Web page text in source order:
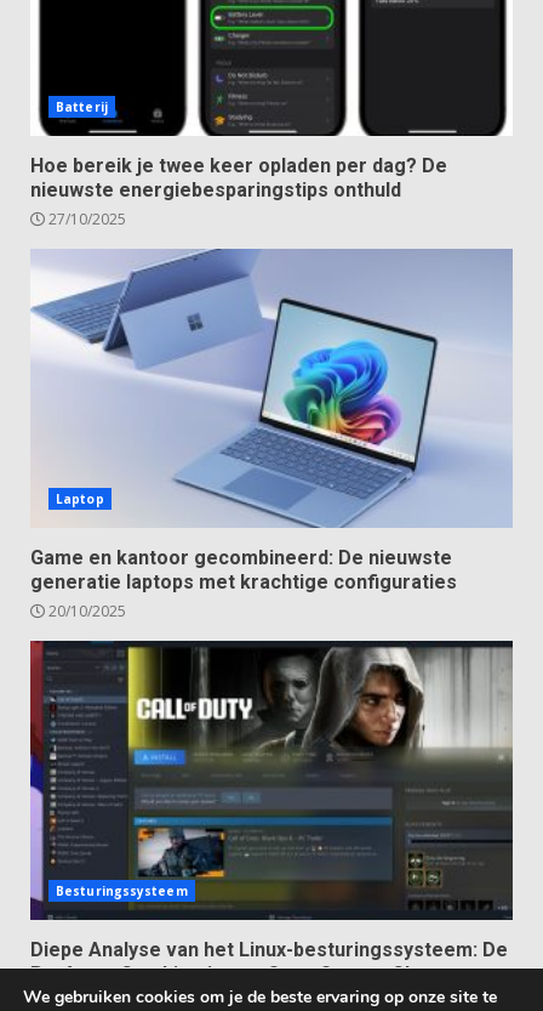
Batterij
Hoe bereik je twee keer opladen per dag? De
nieuwste energiebesparingstips onthuld
27/10/2025
Laptop
Game en kantoor gecombineerd: De nieuwste
generatie laptops met krachtige configuraties
20/10/2025
Besturingssysteem
Diepe Analyse van het Linux-besturingssysteem: De
Perfecte Combinatie van Open Source Charme en
Ultieme Vrijheid
We gebruiken cookies om je de beste ervaring op onze site te